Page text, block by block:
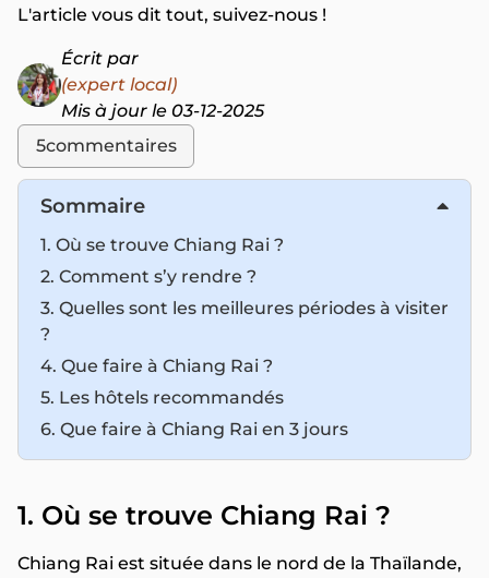
L'article vous dit tout, suivez-nous !
Écrit par
(expert local)
Mis à jour le 03-12-2025
5commentaires
Sommaire
1. Où se trouve Chiang Rai ?
2. Comment s’y rendre ?
3. Quelles sont les meilleures périodes à visiter
?
4. Que faire à Chiang Rai ?
5. Les hôtels recommandés
6. Que faire à Chiang Rai en 3 jours
1. Où se trouve Chiang Rai ?
Chiang Rai est située dans le nord de la Thaïlande,